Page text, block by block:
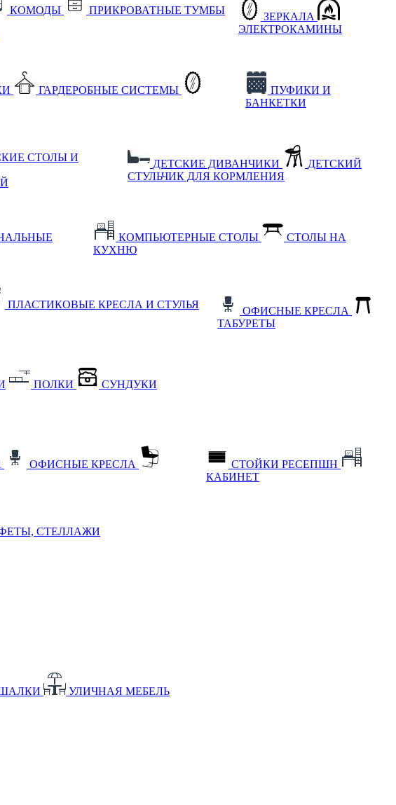
КОМОДЫ ПРИКРОВАТНЫЕ ТУМБЫ
ЗЕРКАЛА
ЭЛЕКТРОКАМИНЫ
ГАРДЕРОБНЫЕ СИСТЕМЫ
ПУФИКИ И
БАНКЕТКИ
СТОЛЫ И
ДЕТСКИЕ ДИВАНЧИКИ
ДЕТСКИЙ
СТУЛЬЧИК ДЛЯ КОРМЛЕНИЯ
КОМПЬЮТЕРНЫЕ СТОЛЫ
СТОЛЫ НА
КУХНЮ
ПЛАСТИКОВЫЕ КРЕСЛА И СТУЛЬЯ
ОФИСНЫЕ КРЕСЛА
ТАБУРЕТЫ
ПОЛКИ СУНДУКИ
ОФИСНЫЕ КРЕСЛА
СТОЙКИ РЕСЕПШН
КАБИНЕТ
СТЕЛЛАЖИ
УЛИЧНАЯ МЕБЕЛЬ